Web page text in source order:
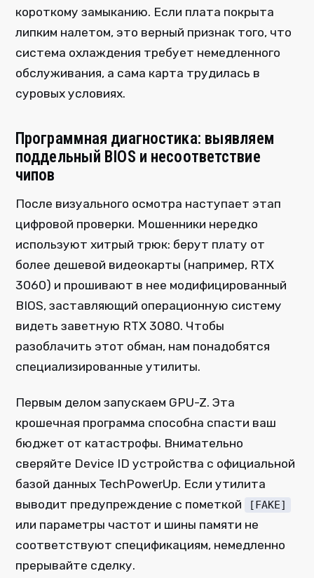
короткому замыканию. Если плата покрыта
липким налетом, это верный признак того, что
система охлаждения требует немедленного
обслуживания, а сама карта трудилась в
суровых условиях.
Программная диагностика: выявляем
поддельный BIOS и несоответствие
чипов
После визуального осмотра наступает этап
цифровой проверки. Мошенники нередко
используют хитрый трюк: берут плату от
более дешевой видеокарты (например, RTX
3060) и прошивают в нее модифицированный
BIOS, заставляющий операционную систему
видеть заветную RTX 3080. Чтобы
разоблачить этот обман, нам понадобятся
специализированные утилиты.
Первым делом запускаем GPU-Z. Эта
крошечная программа способна спасти ваш
бюджет от катастрофы. Внимательно
сверяйте Device ID устройства с официальной
базой данных TechPowerUp. Если утилита
выводит предупреждение с пометкой
[FAKE]
или параметры частот и шины памяти не
соответствуют спецификациям, немедленно
прерывайте сделку.